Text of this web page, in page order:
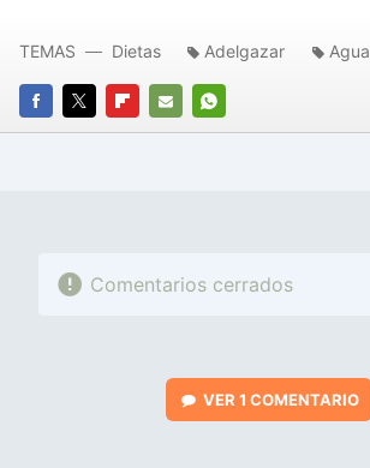
FACEBOOK
TWITTERFLIPBOARD
E-
WHATSAPP
TEMAS Dietas Adelgazar Agua
Comentarios cerrados
VER 1 COMENTARIO